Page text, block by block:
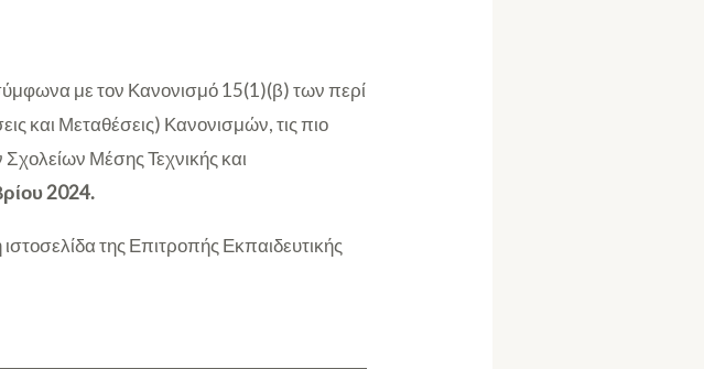
με τον Κανονισμό 15(1)(β) των περί
και Μεταθέσεις) Κανονισμών, τις πιο
Μέσης Τεχνικής και
2024.
της Επιτροπής Εκπαιδευτικής